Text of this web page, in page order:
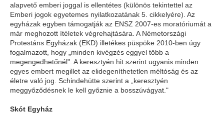
alapvető emberi joggal is ellentétes (különös tekintettel az
Emberi jogok egyetemes nyilatkozatának 5. cikkelyére). Az
egyházak egyben támogatják az ENSZ 2007-es moratóriumát a
már meghozott ítéletek végrehajtására. A Németországi
Protestáns Egyházak (EKD) illetékes püspöke 2010-ben úgy
fogalmazott, hogy „minden kivégzés eggyel több a
megengedhetőnél". A keresztyén hit szerint ugyanis minden
egyes embert megillet az elidegeníthetetlen méltóság és az
életre való jog. Schindehütte szerint a „keresztyén
meggyőződésnek le kell győznie a bosszúvágyat."
Skót Egyház